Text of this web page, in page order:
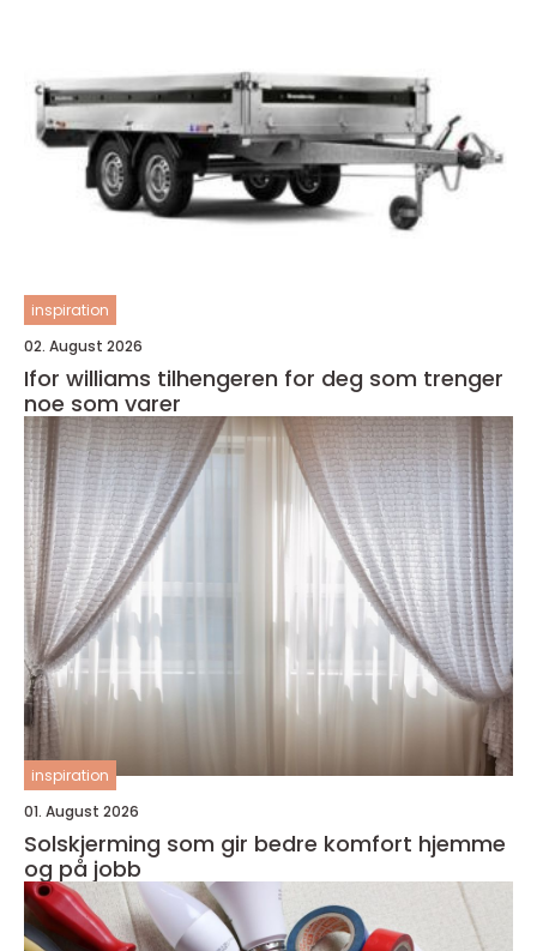
inspiration
02. August 2026
Ifor williams tilhengeren for deg som trenger
noe som varer
inspiration
01. August 2026
Solskjerming som gir bedre komfort hjemme
og på jobb